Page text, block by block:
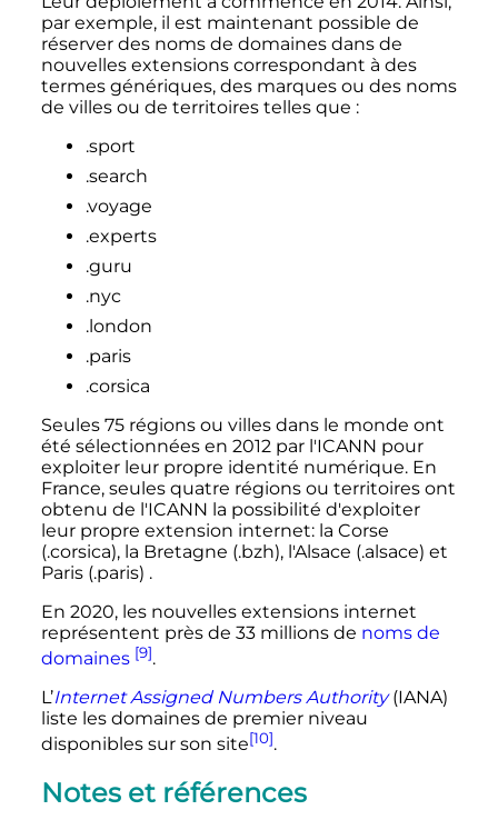
par exemple, il est maintenant possible de
réserver des noms de domaines dans de
nouvelles extensions correspondant à des
termes génériques, des marques ou des noms
de villes ou de territoires telles que :
.sport
.search
.voyage
.experts
.guru
.nyc
.london
.paris
.corsica
Seules 75 régionsou villes dans le monde ont
été sélectionnées en 2012 par l'ICANN pour
exploiter leur propre identité numérique. En
France, seules quatre régions ou territoires ont
obtenu de l'ICANN la possibilité d'exploiter
leur propre extension internet: la Corse
(.corsica), la Bretagne (.bzh), l'Alsace (.alsace) et
Paris (.paris) .
En 2020, les nouvelles extensions internet
représentent près de 33 millionsde noms de
domaines [9].
L’Internet Assigned Numbers Authority(IANA)
liste les domaines de premier niveau
disponibles sur son site[10].
Notes et références